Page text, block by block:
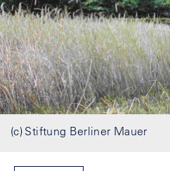
(c) Stiftung Berliner Mauer